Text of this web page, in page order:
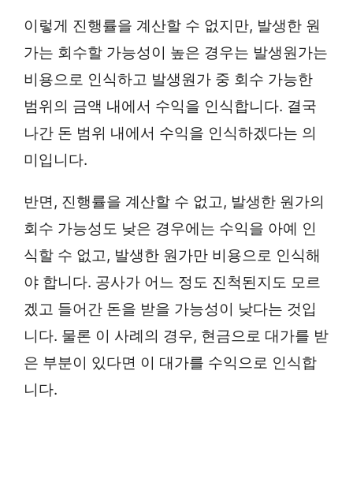
이렇게 진행률을 계산할 수 없지만, 발생한 원
가는 회수할 가능성이 높은 경우는 발생원가는
비용으로 인식하고 발생원가 중 회수 가능한
범위의 금액 내에서 수익을 인식합니다. 결국
나간 돈 범위 내에서 수익을 인식하겠다는 의
미입니다.
반면, 진행률을 계산할 수 없고, 발생한 원가의
회수 가능성도 낮은 경우에는 수익을 아예 인
식할 수 없고, 발생한 원가만 비용으로 인식해
야 합니다. 공사가 어느 정도 진척된지도 모르
겠고 들어간 돈을 받을 가능성이 낮다는 것입
니다. 물론 이 사례의 경우, 현금으로 대가를 받
은 부분이 있다면 이 대가를 수익으로 인식합
니다.